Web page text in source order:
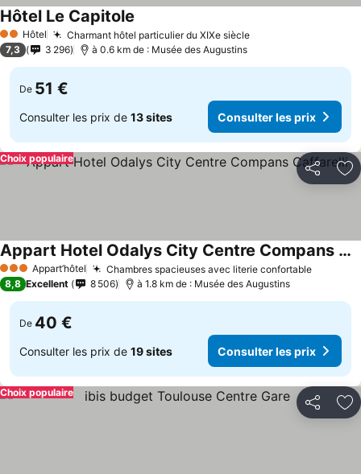
2 Étoiles
Hôtel Charmant hôtel particulier du XIXe siècle
Hôtel Le Capitole
7,3 3 296 à 0.6 km de : Musée des Augustins
De 51 €
Consulter les prix de 13 sites Consulter les prix
Partager
Choix populaire
3 ÉtoilesAppart’hôtel Chambres spacieuses avec literie confortable
Appart Hotel Odalys City Centre Compans Caffarelli
8,8 Excellent 8 506 à 1.8 km de : Musée des Augustins
De 40 €
Consulter les prix de 19 sites Consulter les prix
Partager
Choix populaire